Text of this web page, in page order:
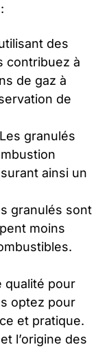
des
contribuez à
de gaz à
de
Les granulés
ainsi un
granulés sont
moins
qualité pour
optez pour
et pratique.
l’origine des